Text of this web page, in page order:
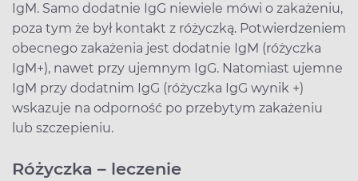
IgM. Samo dodatnie IgG niewiele mówi o zakażeniu,
poza tym że był kontakt z różyczką. Potwierdzeniem
obecnego zakażenia jest dodatnie IgM (różyczka
IgM+), nawet przy ujemnym IgG. Natomiast ujemne
IgM przy dodatnim IgG (różyczka IgG wynik +)
wskazuje na odporność po przebytym zakażeniu
lub szczepieniu.
Różyczka – leczenie